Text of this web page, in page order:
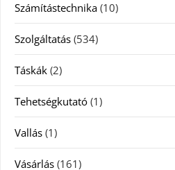
Számítástechnika (10)
Szolgáltatás (534)
Táskák (2)
Tehetségkutató (1)
Vallás (1)
Vásárlás (161)